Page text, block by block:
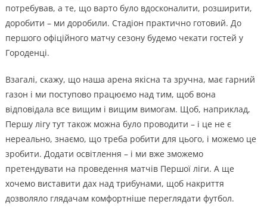
потребував, а те, що варто було вдосконалити, розширити,
доробити – ми доробили. Стадіон практично готовий. До
першого офіційного матчу сезону будемо чекати гостей у
Городенці.
Взагалі, скажу, що наша арена якісна та зручна, має гарний
газон і ми поступово працюємо над тим, щоб вона
відповідала все вищим і вищим вимогам. Щоб, наприклад,
Першу лігу тут також можна було проводити – і це не є
нереально, знаємо, що треба робити для цього, і можемо це
зробити. Додати освітлення – і ми вже зможемо
претендувати на проведення матчів Першої ліги. А ще
хочемо виставити дах над трибунами, щоб накриття
дозволяло глядачам комфортніше переглядати футбол.